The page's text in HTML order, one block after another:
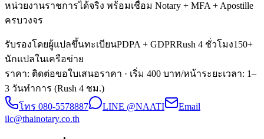
หน่วยงานราชการได้จริง พร้อมเชื่อม Notary + MFA + Apostille
ครบวงจร
รับรองโดยผู้แปลขึ้นทะเบียนPDPA + GDPRRush 4 ชั่วโมง150+
นักแปลในเครือข่าย
ราคา: ติดต่อขอใบเสนอราคา · เริ่ม 400 บาท/หน้าระยะเวลา: 1–
3 วันทำการ (Rush 4 ชม.)
โทร 080-5578887 LINE @NAATI
Email
ilc@thainotary.co.th